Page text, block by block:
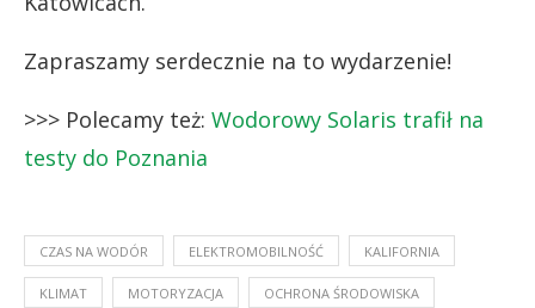
Zapraszamy serdecznie na to wydarzenie!
>>> Polecamy też: Wodorowy Solaris trafił na
testy do Poznania
CZAS NA WODÓR ELEKTROMOBILNOŚĆ KALIFORNIA
KLIMAT MOTORYZACJA OCHRONA ŚRODOWISKA